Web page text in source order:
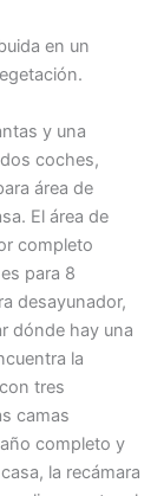
en un
y una
coches,
área de
El área de
completo
para 8
desayunador,
dónde hay una
la
tres
camas
completo y
la recámara